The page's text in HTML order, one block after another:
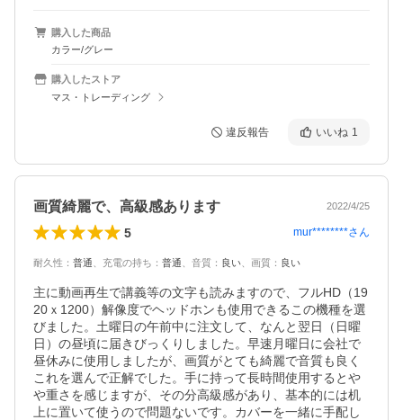
購入した商品
カラー/グレー
購入したストア
マス・トレーディング
違反報告 いいね 1
画質綺麗で、高級感あります 2022/4/25
5 mur********さん
耐久性 ： 普通 充電の持ち ： 普通 音質 ： 良い 画質 ： 良い
主に動画再生で講義等の文字も読みますので、フルHD（19
20ｘ1200）解像度でヘッドホンも使用できるこの機種を選
びました。土曜日の午前中に注文して、なんと翌日（日曜
日）の昼頃に届きびっくりしました。早速月曜日に会社で
昼休みに使用しましたが、画質がとても綺麗で音質も良く
これを選んで正解でした。手に持って長時間使用するとや
や重さを感じますが、その分高級感があり、基本的には机
上に置いて使うので問題ないです。カバーを一緒に手配し